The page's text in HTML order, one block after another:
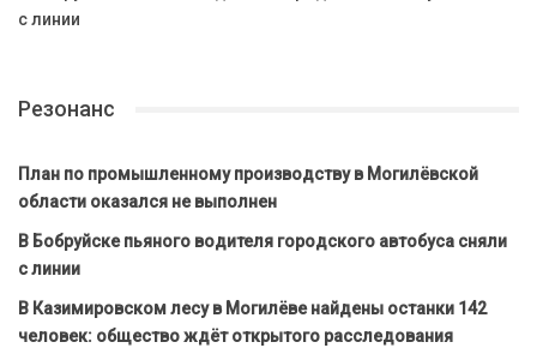
с линии
Резонанс
План по промышленному производству в Могилёвской
области оказался не выполнен
В Бобруйске пьяного водителя городского автобуса сняли
с линии
В Казимировском лесу в Могилёве найдены останки 142
человек: общество ждёт открытого расследования